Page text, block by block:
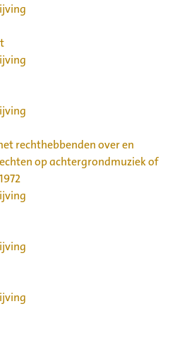
rechthebbenden over en
op achtergrondmuziek of